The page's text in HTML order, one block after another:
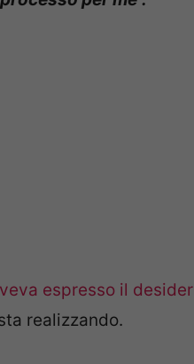
espresso il
realizzando.